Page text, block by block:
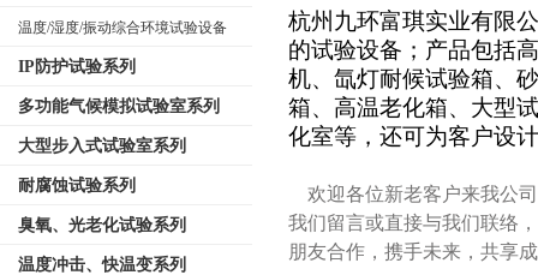
温度/湿度/振动综合环境试验设备
IP防护试验系列
多功能气候模拟试验室系列
大型步入式试验室系列
耐腐蚀试验系列
臭氧、光老化试验系列
温度冲击、快温变系列
杭州九环富琪实业有限
的试验设备；产品包括
机、氙灯耐候试验箱、
箱、高温老化箱、大型
化室等，还可为客户设
欢迎各位新老客户来我公
我们留言或直接与我们联络
朋友合作，携手未来，共享